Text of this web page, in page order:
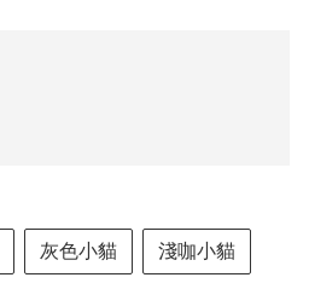
灰色小貓 淺咖小貓